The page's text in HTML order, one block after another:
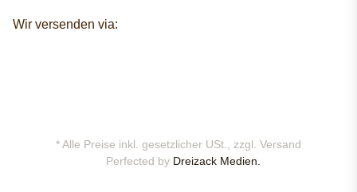
Wir versenden via:
* Alle Preise inkl. gesetzlicher USt., zzgl. Versand
Perfected by Dreizack Medien.